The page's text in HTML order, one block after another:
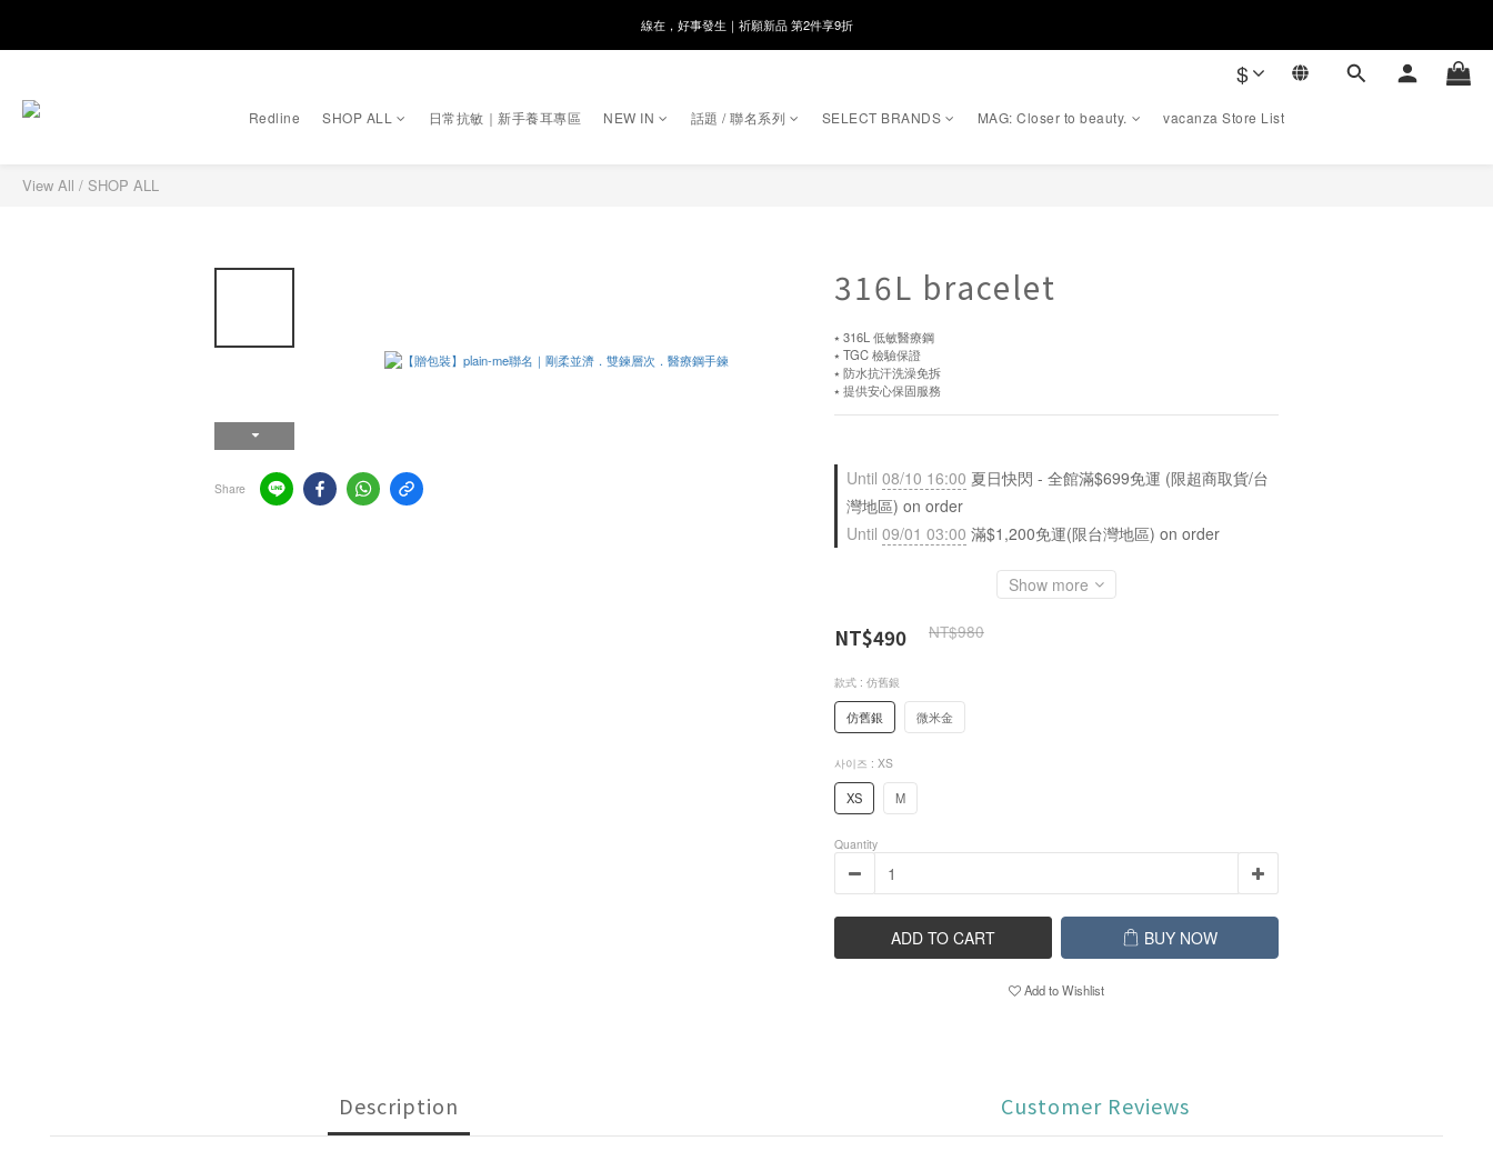
8月月初限定｜指定分類滿件88折！
🌸新會員限定🌸註冊送$100購物金
$
Redline SHOP ALL 日常抗敏｜新手養耳專區 NEW IN 話題 / 聯名系列 SELECT BRANDS MAG: Closer to beauty. vacanza Store List
View All / SHOP ALL
Share
316L bracelet
⭑ 316L 低敏醫療鋼
⭑ TGC 檢驗保證
⭑ 防水抗汗洗澡免拆
⭑ 提供安心保固服務
Until 08/10 16:00 夏日快閃 - 全館滿$699免運 (限超商取貨/台
灣地區) on order
Until 09/01 03:00 滿$1,200免運(限台灣地區) on order
Show more
NT$980
NT$490
款式 : 仿舊銀
仿舊銀 微米金
사이즈 : XS
XS M
Quantity
ADD TO CART BUY NOW
Add to Wishlist
Description Customer Reviews